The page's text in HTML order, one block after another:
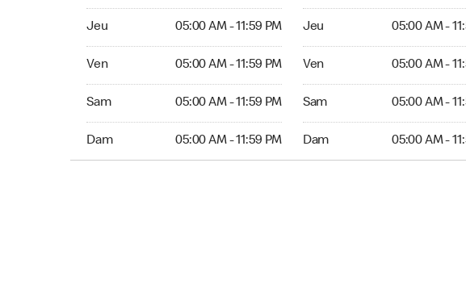
Jeu 05:00 AM - 11:59 PM
Ven 05:00 AM - 11:59 PM
Sam 05:00 AM - 11:59 PM
Dam 05:00 AM - 11:59 PM
Jeu 05:00 AM -
Ven 05:00 AM -
Sam 05:00 AM -
Dam 05:00 AM -